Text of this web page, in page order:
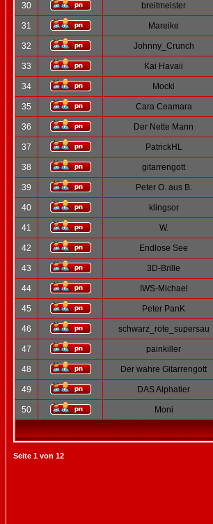
30 breitmeister
31 Mareike
32 Johnny_Crunch
33 Kai Havaii
34 Mocki
35 Cara Ceamara
36 Der Nette Mann
37 PatrickHL
38 gitarrengott
39 Peter O. aus B.
40 klingsor
41 W.
42 Endlose See
43 3D-Brille
44 IWS-Michael
45 Peter PanK
46 schwarz_rote_supersau
47 painkiller
48 Der wahre Gitarrengott
49 DAS Alphatier
50 Moni
Seite 1 von 12